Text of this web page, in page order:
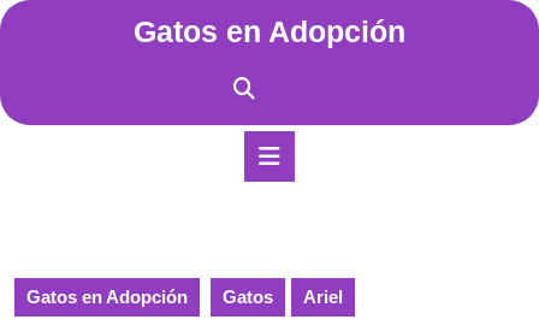
Saltar
Gatos en Adopción
Gatos en Adopción Gatos Ariel